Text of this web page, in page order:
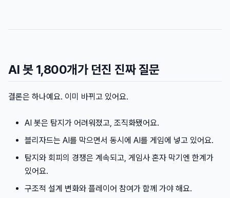
AI 봇 1,800개가 던진 진짜 질문
결론은 하나예요. 이미 바뀌고 있어요.
AI 봇은 탐지가 어려워졌고, 조직화됐어요.
블리자드는 AI를 막으면서 동시에 AI를 게임에 넣고 있어요.
탐지와 회피의 경쟁은 계속되고, 게임사 혼자 막기엔 한계가
있어요.
구조적 설계 변화와 플레이어 참여가 함께 가야 해요.